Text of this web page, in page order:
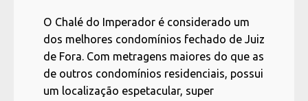
O Chalé do Imperador é considerado um
dos melhores condomínios fechado de Juiz
de Fora. Com metragens maiores do que as
de outros condomínios residenciais, possui
um localização espetacular, super